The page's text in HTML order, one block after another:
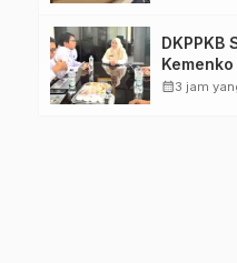
DKPPKB
Kemenko
Perkuat
calendar_month3 jam